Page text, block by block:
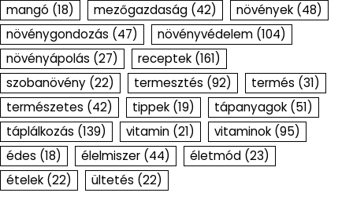
mangó (18) mezőgazdaság (42) növények (48)
növénygondozás (47) növényvédelem (104)
növényápolás (27) receptek (161)
szobanövény (22) termesztés (92) termés (31)
természetes (42) tippek (19) tápanyagok (51)
táplálkozás (139) vitamin (21) vitaminok (95)
édes (18) élelmiszer (44) életmód (23)
ételek (22) ültetés (22)